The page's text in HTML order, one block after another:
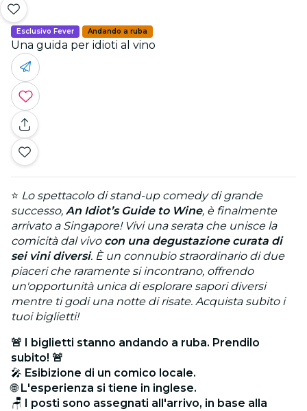
Esclusivo Fever Andando a ruba
Una guida per idioti al vino
⭐ Lo spettacolo di stand-up comedy di grande
successo, An Idiot’s Guide to Wine, è finalmente
arrivato a Singapore! Vivi una serata che unisce la
comicità dal vivo con una degustazione curata di
sei vini diversi. È un connubio straordinario di due
piaceri che raramente si incontrano, offrendo
un'opportunità unica di esplorare sapori diversi
mentre ti godi una notte di risate. Acquista subito i
tuoi biglietti!
🚨 I biglietti stanno andando a ruba. Prendilo
subito! 🚨
🎤 Esibizione di un comico locale.
🌐L'esperienza si tiene in inglese.
🪑
I posti sono assegnati all'arrivo, in base alla